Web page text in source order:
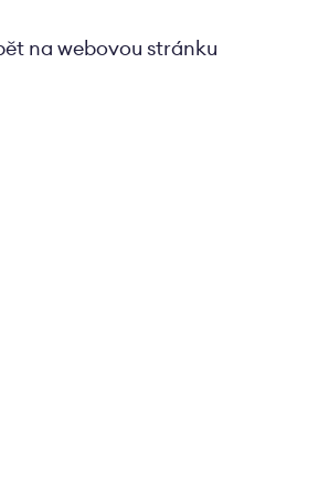
na webovou stránku